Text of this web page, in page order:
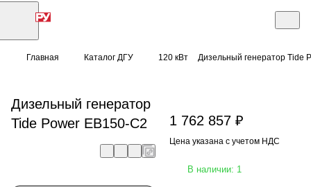
Главная Каталог ДГУ 120 кВт Дизельный генератор Tide
Дизельный генератор
Tide Power EB150-C2
1 762 857 ₽
Цена указана с учетом НДС
В наличии: 1